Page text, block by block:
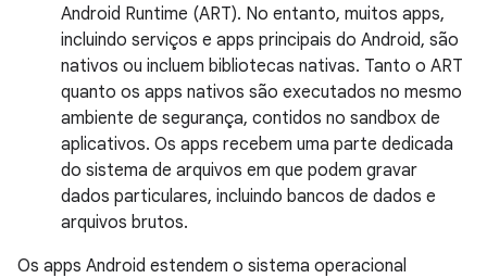
Android Runtime (ART). No entanto, muitos apps,
incluindo serviços e apps principais do Android, são
nativos ou incluem bibliotecas nativas. Tanto o ART
quanto os apps nativos são executados no mesmo
ambiente de segurança, contidos no sandbox de
aplicativos. Os apps recebem uma parte dedicada
do sistema de arquivos em que podem gravar
dados particulares, incluindo bancos de dados e
arquivos brutos.
Os apps Android estendem o sistema operacional